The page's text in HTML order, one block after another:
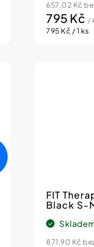
657,02 Kč
795 Kč /
Měrná
795 Kč / 1 ks
FIT
Black S-
871,90 Kč